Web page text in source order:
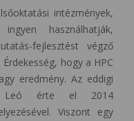
intézmények,
használhatják,
fejlesztést végző
hogy a HPC
eredmény. Az eddigi
Leó érte el 2014
Viszont egy